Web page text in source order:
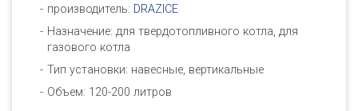
производитель: DRAZICE
Назначение: для твердотопливного котла, для
газового котла
Тип установки: навесные, вертикальные
Объем: 120-200 литров